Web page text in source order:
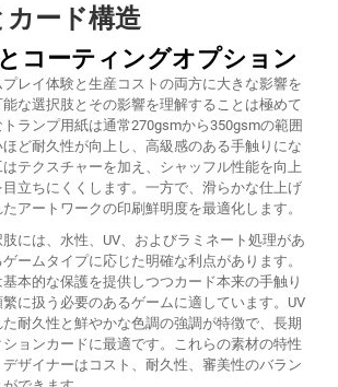
ード構造
コーティングオプション
レイ体験と生産コストの両方に大きな影響を
な選択肢とその影響を理解することは極めて
ランプ用紙は通常270gsmから350gsmの範囲
ど耐久性が向上し、高級感のある手触りにな
テクスチャーを加え、シャッフル性能を向上
立ちにくくします。一方で、滑らかな仕上げ
アートワークの印刷鮮明度を最適化します。
には、水性、UV、およびラミネート処理があ
ームタイプに応じた明確な利点があります。
本的な保護を提供しつつカード本来の手触り
に扱う必要のあるゲームに適しています。UV
耐久性と鮮やかな色調の強調が特徴で、長期
ョンカードに最適です。これらの素材の特性
ザイナーはコスト、耐久性、審美性のバラン